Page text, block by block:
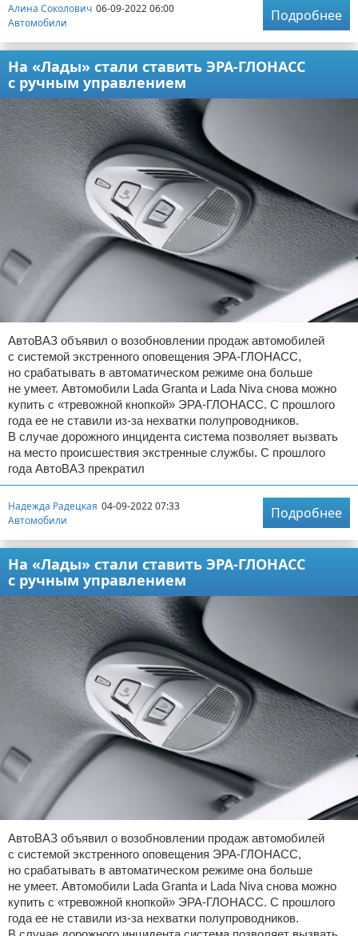
Алина Соколович 06-09-2022 06:00
Автомобили
Подробнее
На «Лады» стали ставить ЭРА-ГЛОНАСС
с ручным управлением
АвтоВАЗ объявил о возобновлении продаж автомобилей
с системой экстренного оповещения ЭРА-ГЛОНАСС,
но срабатывать в автоматическом режиме она больше
не умеет. Автомобили Lada Granta и Lada Niva снова можно
купить с «тревожной кнопкой» ЭРА-ГЛОНАСС. С прошлого
года ее не ставили из-за нехватки полупроводников.
В случае дорожного инцидента система позволяет вызвать
на место происшествия экстренные службы. С прошлого
года АвтоВАЗ прекратил
Надежда Радецкая 04-09-2022 07:33
Автомобили
Подробнее
На «Лады» стали ставить ЭРА-ГЛОНАСС
с ручным управлением
АвтоВАЗ объявил о возобновлении продаж автомобилей
с системой экстренного оповещения ЭРА-ГЛОНАСС,
но срабатывать в автоматическом режиме она больше
не умеет. Автомобили Lada Granta и Lada Niva снова можно
купить с «тревожной кнопкой» ЭРА-ГЛОНАСС. С прошлого
года ее не ставили из-за нехватки полупроводников.